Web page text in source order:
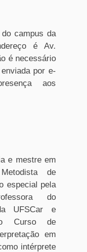
campus da
é Av.
é necessário
por e-
aos
e mestre em
de
especial pela
do
UFSCar e
Curso de
em
intérprete